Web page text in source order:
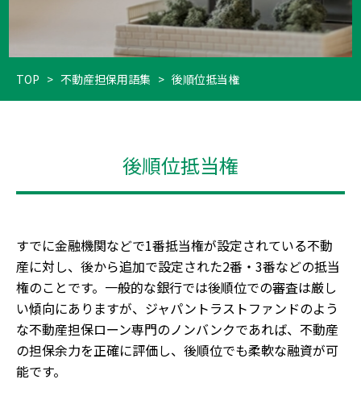
TOP > 不動産担保用語集 > 後順位抵当権
後順位抵当権
すでに金融機関などで1番抵当権が設定されている不動
産に対し、後から追加で設定された2番・3番などの抵当
権のことです。一般的な銀行では後順位での審査は厳し
い傾向にありますが、ジャパントラストファンドのよう
な不動産担保ローン専門のノンバンクであれば、不動産
の担保余力を正確に評価し、後順位でも柔軟な融資が可
能です。